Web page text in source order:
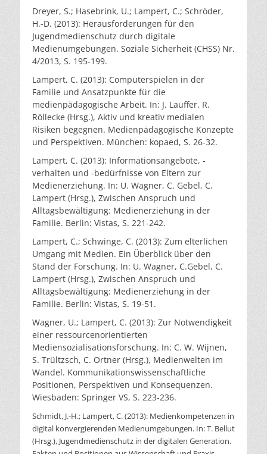
Dreyer, S.; Hasebrink, U.; Lampert, C.; Schröder,
H.-D. (2013): Herausforderungen für den
Jugendmedienschutz durch digitale
Medienumgebungen. Soziale Sicherheit (CHSS) Nr.
4/2013, S. 195-199.
Lampert, C. (2013): Computerspielen in der
Familie und Ansatzpunkte für die
medienpädagogische Arbeit. In: J. Lauffer, R.
Röllecke (Hrsg.), Aktiv und kreativ medialen
Risiken begegnen. Medienpädagogische Konzepte
und Perspektiven. München: kopaed, S. 26-32.
Lampert, C. (2013): Informationsangebote, -
verhalten und -bedürfnisse von Eltern zur
Medienerziehung. In: U. Wagner, C. Gebel, C.
Lampert (Hrsg.), Zwischen Anspruch und
Alltagsbewältigung: Medienerziehung in der
Familie. Berlin: Vistas, S. 221-242.
Lampert, C.; Schwinge, C. (2013): Zum elterlichen
Umgang mit Medien. Ein Überblick über den
Stand der Forschung. In: U. Wagner, C.Gebel, C.
Lampert (Hrsg.), Zwischen Anspruch und
Alltagsbewältigung: Medienerziehung in der
Familie. Berlin: Vistas, S. 19-51.
Wagner, U.; Lampert, C. (2013): Zur Notwendigkeit
einer ressourcenorientierten
Mediensozialisationsforschung. In: C. W. Wijnen,
S. Trültzsch, C. Ortner (Hrsg.), Medienwelten im
Wandel. Kommunikationswissenschaftliche
Positionen, Perspektiven und Konsequenzen.
Wiesbaden: Springer VS, S. 223-236.
Schmidt, J.-H.; Lampert, C. (2013): Medienkompetenzen in
digital konvergierenden Medienumgebungen. In: T. Bellut
(Hrsg.), Jugendmedienschutz in der digitalen Generation.